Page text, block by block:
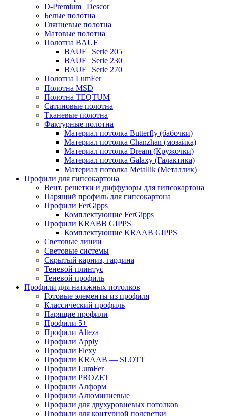
D-Premium | Descor
Белые полотна
Глянцевые полотна
Матовые полотна
Полотна BAUF
BAUF | Serie 205
BAUF | Serie 230
BAUF | Serie 270
Полотна LumFer
Полотна MSD
Полотна TEQTUM
Сатиновые полотна
Тканевые полотна
Фактурные полотна
Материал потолка Butterfly (бабочки)
Материал потолка Chanzhan (мозайка)
Материал потолка Dream (Кружочки)
Материал потолка Galaxy (Галактика)
Материал потолка Metallik (Металлик)
Профили для гипсокартона
Вент. решетки и диффузоры для гипсокартона
Парящий профиль для гипсокартона
Профили FerGipps
Комплектующие FerGipps
Профили KRABB GIPPS
Комплектующие KRAAB GIPPS
Световые линии
Световые системы
Скрытый карниз, гардина
Теневой плинтус
Теневой профиль
Профили для натяжных потолков
Готовые элементы из профиля
Классический профиль
Парящие профили
Профили 5+
Профили Alteza
Профили Apply
Профили Flexy
Профили KRAAB — SLOTT
Профили LumFer
Профили PROZET
Профили Алформ
Профили Алюминиевые
Профили для двухуровневых потолков
Профили для контурной подсветки